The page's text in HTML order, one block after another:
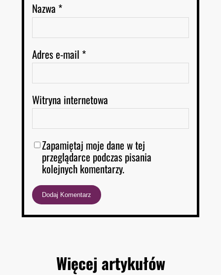
Nazwa *
Adres e-mail *
Witryna internetowa
Zapamiętaj moje dane w tej
przeglądarce podczas pisania
kolejnych komentarzy.
Więcej artykułów